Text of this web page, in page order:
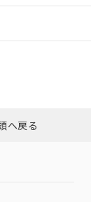
メリカ
へ戻る